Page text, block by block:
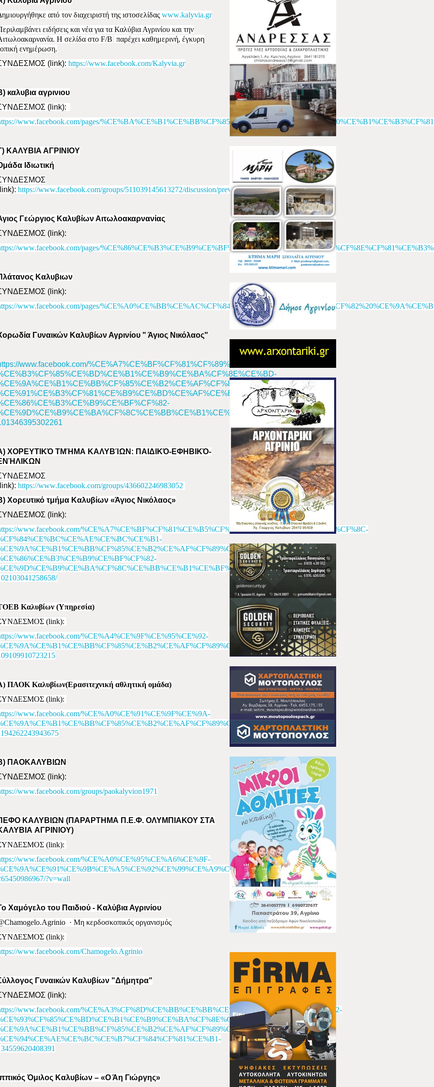
από τον διαχειριστή της ιστοσελίδας www.kalyvia.gr
ειδήσεις και νέα για τα Καλύβια Αγρινίου και την
Η σελίδα στο F/B παρέχει καθημερινή, έγκυρη
ενημέρωση.
( link): https://www.facebook.com/Kalyvia.gr
καλυβια αγρινιου
( link):
www.facebook.com/pages/
ΚΑΛΥΒΙΑ ΑΓΡΙΝΙΟΥ
Ιδιωτική
link): https://www.facebook.com/groups/511039145613272/discussion/preview
Γεώργιος Καλυβίων Αιτωλοακαρνανίας
( link):
www.facebook.com/pages/
Καλυβιων
( link):
www.facebook.com/pages/
Γυναικών Καλυβίων Αγρινίου " Άγιος Νικόλαος"
www.facebook.com/%CE%A7%CE%BF%CF%81%CF%89%CE%B4%CE%AF%CE%B1-
ΧΟΡΕΥΤΙΚΌ ΤΜΉΜΑ ΚΑΛΥΒΊΩΝ: ΠΑΙΔΙΚΌ-ΕΦΗΒΙΚΌ-
link): https://www.facebook.com/groups/436602246983052
Χορευτικό τμήμα Καλυβίων «Άγιος Νικόλαος»
( link):
www.facebook.com/%CE%A7%CE%BF%CF%81%CE%B5%CF%85%CF%84%CE%B9%CE%BA%CF%8C-
Καλυβίων (Υπηρεσία)
(link):
www.facebook.com/%CE%A4%CE%9F%CE%95%CE%92-
ΠΑΟΚ Καλυβίων(Ερασιτεχνική αθλητική ομάδα)
(link):
www.facebook.com/%CE%A0%CE%91%CE%9F%CE%9A-
ΠΑΟΚΑΛΥΒΙΩΝ
( link):
www.facebook.com/groups/paokalyvion1971
ΚΑΛΥΒΙΩΝ (ΠΑΡΑΡΤΗΜΑ Π.Ε.Φ. ΟΛΥΜΠΙΑΚΟΥ ΣΤΑ
AΓΡΙΝΙΟΥ)
(link):
www.facebook.com/%CE%A0%CE%95%CE%A6%CE%9F-
?v=wall
Χαμόγελο του Παιδιού - Καλύβια Αγρινίου
· Μη κερδοσκοπικός οργανισμός
(link):
www.facebook.com/Chamogelo.Agrinio
Γυναικών Καλυβίων "Δήμητρα"
( link):
www.facebook.com/%CE%A3%CF%8D%CE%BB%CE%BB%CE%BF%CE%B3%CE%BF%CF%82-
Όμιλος Καλυβίων – «Ο Άη Γιώργης»